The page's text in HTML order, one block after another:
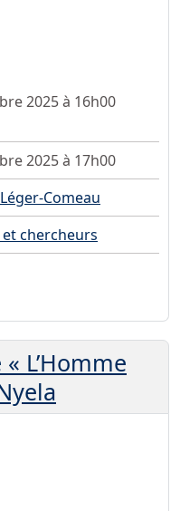
2025 à 16h00
2025 à 17h00
Comeau
chercheurs
L’Homme